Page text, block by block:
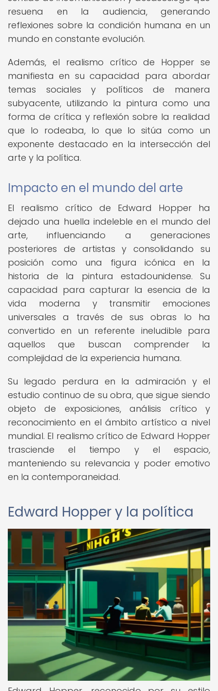
resuena en la audiencia, generando
reflexiones sobre la condición humana en un
mundo en constante evolución.
Además, el realismo crítico de Hopper se
manifiesta en su capacidad para abordar
temas sociales y políticos de manera
subyacente, utilizando la pintura como una
forma de crítica y reflexión sobre la realidad
que lo rodeaba, lo que lo sitúa como un
exponente destacado en la intersección del
arte y la política.
Impacto en el mundo del arte
El realismo crítico de Edward Hopper ha
dejado una huella indeleble en el mundo del
arte, influenciando a generaciones
posteriores de artistas y consolidando su
posición como una figura icónica en la
historia de la pintura estadounidense. Su
capacidad para capturar la esencia de la
vida moderna y transmitir emociones
universales a través de sus obras lo ha
convertido en un referente ineludible para
aquellos que buscan comprender la
complejidad de la experiencia humana.
Su legado perdura en la admiración y el
estudio continuo de su obra, que sigue siendo
objeto de exposiciones, análisis crítico y
reconocimiento en el ámbito artístico a nivel
mundial. El realismo crítico de Edward Hopper
trasciende el tiempo y el espacio,
manteniendo su relevancia y poder emotivo
en la contemporaneidad.
Edward Hopper y la política